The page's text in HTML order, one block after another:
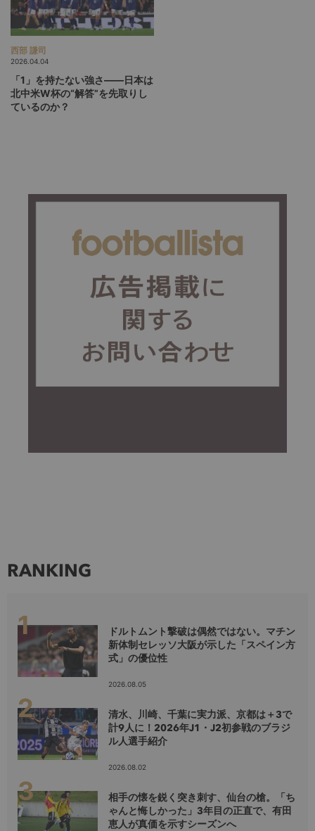
西部 謙司
2026.04.04
「1」を持たない強さ――日本は
北中米W杯の“解答”を先取りし
ているのか？
RANKING
ドルトムント撃破は偶然ではない。マチン
新体制セレッソ大阪が示した「スペイン方
式」の優位性
2026.08.05
清水、川崎、千葉に実力派、京都は＋3で
計9人に！2026年J1・J2初参戦のブラジ
ル人選手紹介
2026.08.02
相手の懐を鋭く突き刺す、仙台の槍。「ち
ゃんと悔しかった」3年目の正直で、有田
恵人が真価を示すシーズンへ